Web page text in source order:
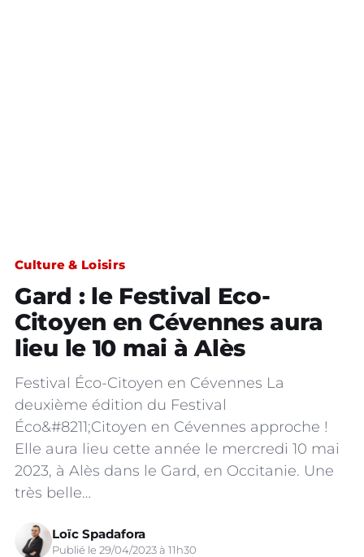
Culture & Loisirs
Gard : le Festival Eco-
Citoyen en Cévennes aura
lieu le 10 mai à Alès
Festival Éco-Citoyen en Cévennes La
deuxième édition du Festival
Éco&#8211;Citoyen en Cévennes approche !
Elle aura lieu cette année le mercredi 10 mai
2023, à Alès dans le Gard, en Occitanie. Une
très belle…
Loïc Spadafora
Publié le 29/04/2023 à 11h30